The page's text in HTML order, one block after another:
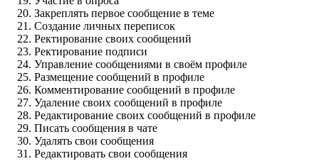
Закреплять первое сообщение в теме
Создание личных переписок
Ректирование своих сообщений
Ректирование подписи
Управление сообщениями в своём профиле
Размещение сообщений в профиле
Комментирование сообщений в профиле
Удаление своих сообщений в профиле
Редактирование своих сообщений в профиле
Писать сообщения в чате
Удалять свои сообщения
Редактировать свои сообщения